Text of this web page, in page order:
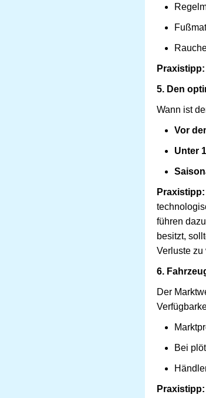
Praxistipp:
5. Den
Wann ist
Vor
Unter
Praxistipp:
führen
besitzt,
Verluste zu
6.
Der
Bei
Praxistipp: